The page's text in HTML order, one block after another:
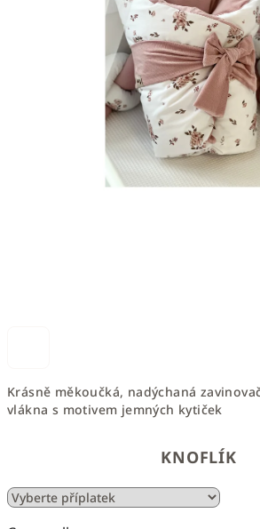
Krásně měkoučká, nadýchaná
vlákna s motivem jemných kytiček
KNOFLÍK